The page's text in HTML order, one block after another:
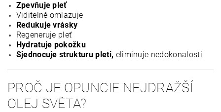
Zpevňuje pleť
Viditelně omlazuje
Redukuje vrásky
Regeneruje pleť
Hydratuje pokožku
Sjednocuje strukturu pleti, eliminuje nedokonalosti
PROČ JE OPUNCIE NEJDRAŽŠÍ
OLEJ SVĚTA?